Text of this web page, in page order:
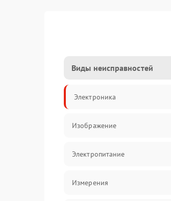
Виды неисправностей
Электроника
Изображение
Электропитание
Измерения